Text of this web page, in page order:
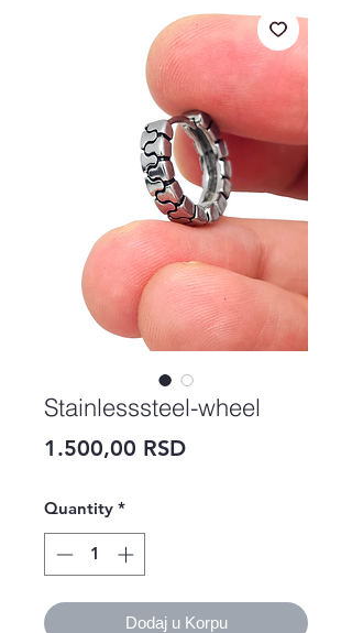
Stainlesssteel-wheel
1.500,00 RSDPrice
Quantity *
Dodaj u Korpu